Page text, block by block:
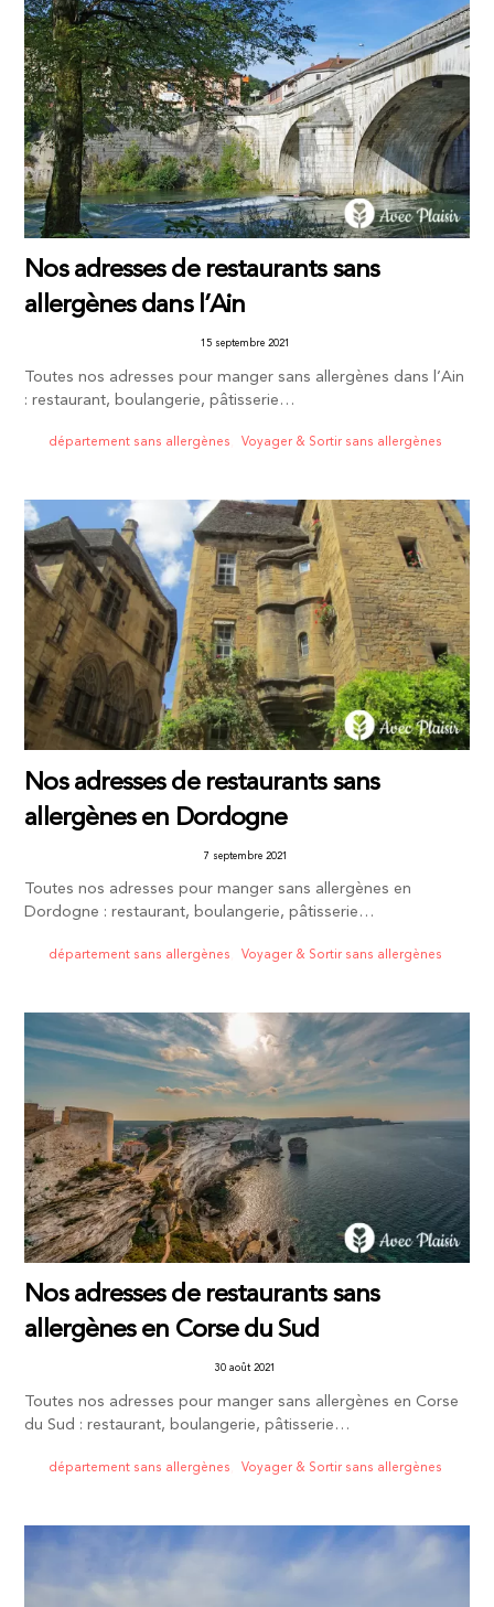
Nos adresses de restaurants sans
allergènes dans l’Ain
15 septembre 2021
Toutes nos adresses pour manger sans allergènes dans l’Ain
: restaurant, boulangerie, pâtisserie…
département sans allergènes Voyager & Sortir sans allergènes
Nos adresses de restaurants sans
allergènes en Dordogne
7 septembre 2021
Toutes nos adresses pour manger sans allergènes en
Dordogne : restaurant, boulangerie, pâtisserie…
département sans allergènes Voyager & Sortir sans allergènes
Nos adresses de restaurants sans
allergènes en Corse du Sud
30 août 2021
Toutes nos adresses pour manger sans allergènes en Corse
du Sud : restaurant, boulangerie, pâtisserie…
département sans allergènes Voyager & Sortir sans allergènes